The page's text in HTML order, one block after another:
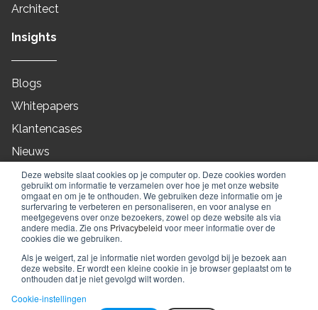
Deze website slaat cookies op je computer op. Deze cookies worden
gebruikt om informatie te verzamelen over hoe je met onze website
omgaat en om je te onthouden. We gebruiken deze informatie om je
surfervaring te verbeteren en personaliseren, en voor analyse en
meetgegevens over onze bezoekers, zowel op deze website als via
andere media. Zie ons Privacybeleid voor meer informatie over de
cookies die we gebruiken.
Als je weigert, zal je informatie niet worden gevolgd bij je bezoek aan
deze website. Er wordt een kleine cookie in je browser geplaatst om te
onthouden dat je niet gevolgd wilt worden.
Cookie-instellingen
Architect
Insights
Blogs
Whitepapers
Klantencases
Nieuws
On-Demand
Webinars
© 2010 - 2026Full Orbit
Algemene voorwaarden
Privacy policy
Cookie beleid